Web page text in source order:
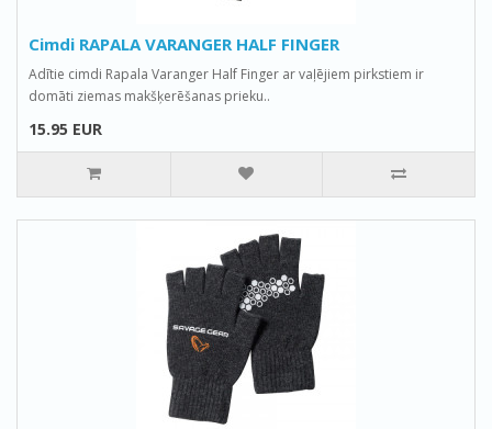
Cimdi RAPALA VARANGER HALF FINGER
Adītie cimdi Rapala Varanger Half Finger ar vaļējiem pirkstiem ir
domāti ziemas makšķerēšanas prieku..
15.95 EUR